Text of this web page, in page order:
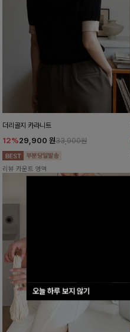
오늘 하루 보지 않기
더리골지 카라니트
12%29,900 원33,900원
리뷰 카운트 영역